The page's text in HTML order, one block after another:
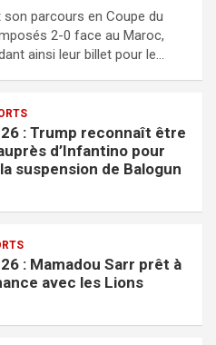
son parcours en Coupe du
2-0 face au Maroc,
ainsi leur billet pour le…
: Trump reconnaît être
d’Infantino pour
suspension de Balogun
: Mamadou Sarr prêt à
avec les Lions